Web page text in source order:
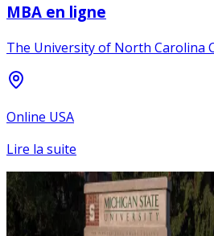
MBA en ligne
The University of North Carolina
Online USA
Lire la suite